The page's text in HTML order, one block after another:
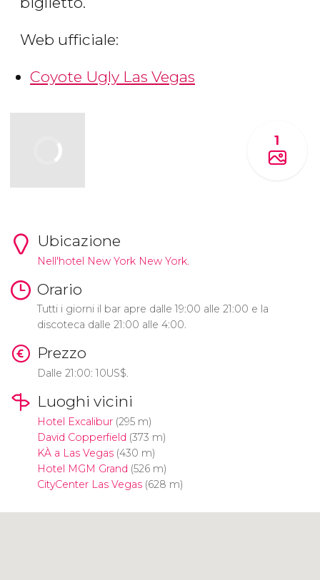
Web ufficiale:
Coyote Ugly Las Vegas
1
Ubicazione
Nell'hotel New York New York.
Orario
Tutti i giorni il bar apre dalle 19:00 alle 21:00 e la
discoteca dalle 21:00 alle 4:00.
Prezzo
Dalle 21:00: 10US$.
Luoghi vicini
Hotel Excalibur(295 m)
David Copperfield (373 m)
KÀ a Las Vegas(430 m)
Hotel MGM Grand (526 m)
CityCenter Las Vegas(628 m)